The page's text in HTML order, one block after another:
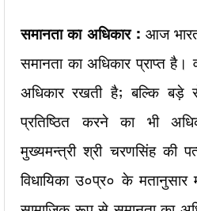
समानता का अधिकार : आज भारत
समानता का अधिकार प्राप्त
अधिकार रखती है; बल्कि
प्रतिष्ठित करने का भी
मुख्यमन्त्री श्री चरणसिंह की
विधायिका उ०प्र० के